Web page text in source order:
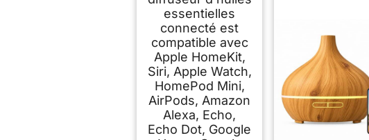
et Contrôle à
Distance
essentielles
connecté est
compatible avec
Apple HomeKit,
Siri, Apple Watch,
HomePod Mini,
AirPods, Amazon
Alexa, Echo,
Echo Dot, Google